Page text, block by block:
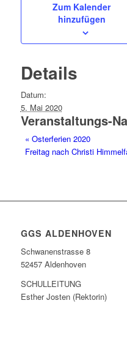
Zum Kalender
hinzufügen
Details
Datum:
5. Mai 2020
Veranstaltungs-
« Osterferien 2020
Freitag nach Christi
GGS ALDENHOVEN
Schwanenstrasse 8
52457 Aldenhoven
SCHULLEITUNG
Esther Josten (Rektorin)